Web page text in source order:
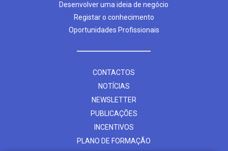
Desenvolver uma ideia de negócio
Registar o conhecimento
Oportunidades Profissionais
CONTACTOS
NOTÍCIAS
NEWSLETTER
PUBLICAÇÕES
INCENTIVOS
PLANO DE FORMAÇÃO